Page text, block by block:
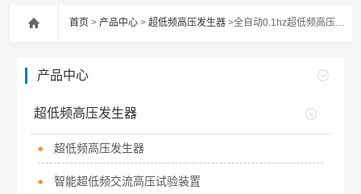
首页 >产品中心 >超低频高压发生器 >全自动0.1hz超低频高压发生器
产品中心
超低频高压发生器
超低频高压发生器
智能超低频交流高压试验装置